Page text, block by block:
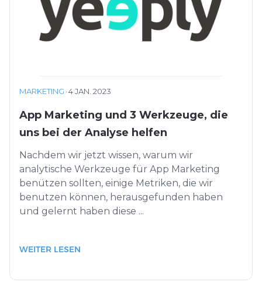
MARKETING ·4 JAN. 2023
App Marketing und 3 Werkzeuge, die
uns bei der Analyse helfen
Nachdem wir jetzt wissen, warum wir
analytische Werkzeuge für App Marketing
benützen sollten, einige Metriken, die wir
benutzen können, herausgefunden haben
und gelernt haben diese ...
WEITER LESEN